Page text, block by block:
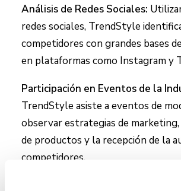
Análisis de Redes Sociales:
redes sociales, TrendStyle
competidores con grandes bases
en plataformas como Instagram y
Participación en Eventos de la
TrendStyle asiste a eventos de
observar estrategias de
de productos y la recepción de la
competidores.